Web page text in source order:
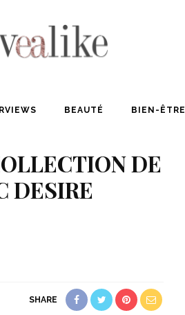
BEAUTÉ BIEN-ÊTRE
DE
DESIRE
SHARE